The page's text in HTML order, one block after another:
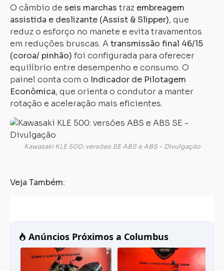
O câmbio de seis marchas traz embreagem
assistida e deslizante (Assist & Slipper), que
reduz o esforço no manete e evita travamentos
em reduções bruscas. Atransmissão final 46/15
(coroa/ pinhão) foi configurada para oferecer
equilíbrio entre desempenho e consumo. O
painel conta com o Indicador de Pilotagem
Econômica, que orienta o condutor a manter
rotação e aceleração mais eficientes.
Kawasaki KLE 500: versões SE ABS e ABS – Divulgação
Veja Também: